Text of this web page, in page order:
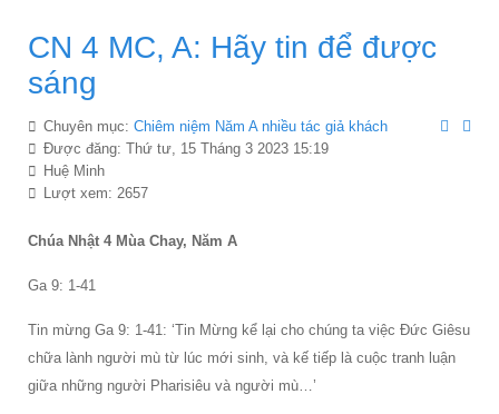
CN 4 MC, A: Hãy tin để được
sáng
Chuyên mục: Chiêm niệ̣m Năm A nhiều tác giả khách
Được đăng: Thứ tư, 15 Tháng 3 2023 15:19
Huệ Minh
Lượt xem: 2657
Chúa Nhật 4 Mùa Chay, Năm A
Ga 9: 1-41
Tin mừng Ga 9: 1-41: ‘Tin Mừng kể lại cho chúng ta việc Đức Giêsu
chữa lành người mù từ lúc mới sinh, và kế tiếp là cuộc tranh luận
giữa những người Pharisiêu và người mù…’